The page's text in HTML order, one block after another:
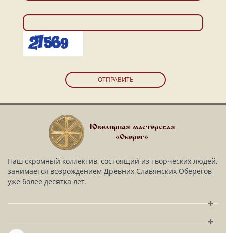
ОТПРАВИТЬ
Ювелирная мастерская
«Оберег»
Наш скромный коллектив, состоящий из творческих людей,
занимается возрождением Древних Славянских Оберегов
уже более десятка лет.
+
+